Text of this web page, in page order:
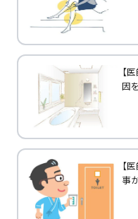
【
因
【
事